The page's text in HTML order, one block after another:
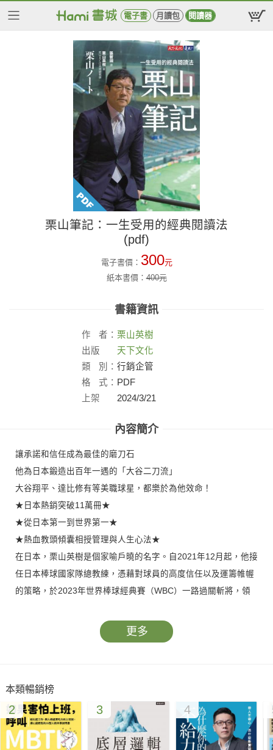
電子書 月讀包 閱讀器
栗山筆記：一生受用的經典閱讀法
(pdf)
電子書價： 300元
紙本書價：400元
書籍資訊
作 者： 栗山英樹
出版
社：
天下文化
類
別： 行銷企管
格
式： PDF
上架
2024/3/21
內容簡介
讓承諾和信任成為最佳的磨刀石
他為日本鍛造出百年一遇的「大谷二刀流」
大谷翔平、達比修有等美職球星，都樂於為他效命！
★日本熱銷突破11萬冊★
★從日本第一到世界第一★
★熱血教頭傾囊相授管理與人生心法★
在日本，栗山英樹是個家喻戶曉的名字。自2021年12月起，他接
任日本棒球國家隊總教練，憑藉對球員的高度信任以及運籌帷幄
的策略，於2023年世界棒球經典賽（WBC）一路過關斬將，領
在此之前，栗山曾接受北海道火腿鬥士隊總經理邀請、執掌兵符
然而，年輕時作為職業運動選手的栗山英樹，過得並不如意。深
受梅尼爾氏症影響，其短暫的球員生涯在29歲時畫下句號——此
後，他之所以能以頂尖教練之姿、在球場上持續發揮影響力，端
賴過往不間斷的閱讀，以及自幼培養的筆記習慣，淬鍊出獨樹一
更多
本類暢銷榜
2 3 4